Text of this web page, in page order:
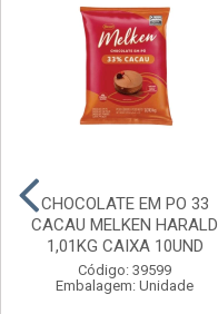
CHOCOLATE EM PO 33
CACAU MELKEN HARALD
1,01KG CAIXA 10UND
Código: 39599
Embalagem: Unidade